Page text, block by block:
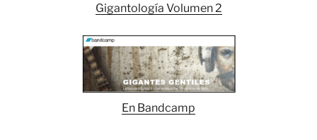
Gigantología Volumen 2
En Bandcamp